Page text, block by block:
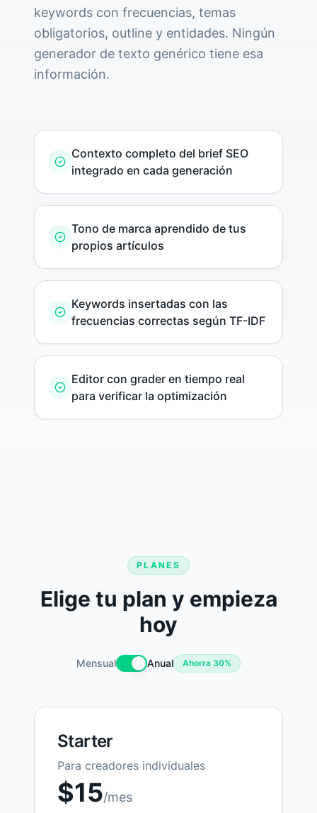
keywords con frecuencias, temas
obligatorios, outline y entidades. Ningún
generador de texto genérico tiene esa
información.
Contexto completo del brief SEO
integrado en cada generación
Tono de marca aprendido de tus
propios artículos
Keywords insertadas con las
frecuencias correctas según TF-IDF
Editor con grader en tiempo real
para verificar la optimización
PLANES
Elige tu plan y empieza
hoy
Mensual Anual Ahorra 30%
Starter
Para creadores individuales
$15/mes